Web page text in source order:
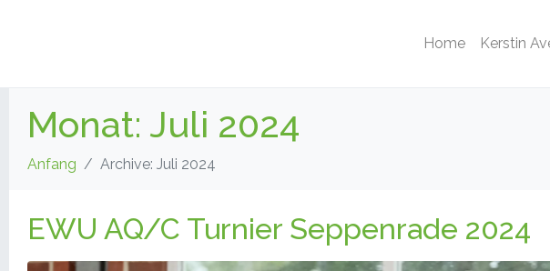
Home Kerstin
Monat: Juli 2024
Anfang Archive: Juli 2024
EWU AQ/C Turnier Seppenrade 2024